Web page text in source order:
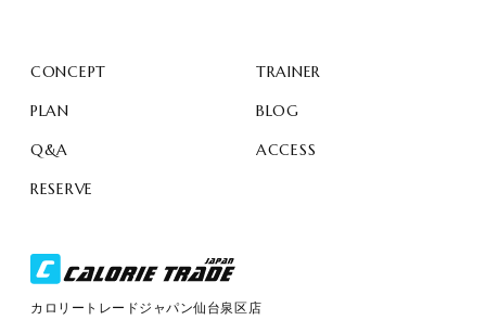
CONCEPT
TRAINER
PLAN
BLOG
Q&A
ACCESS
RESERVE
カロリートレードジャパン仙台泉区店